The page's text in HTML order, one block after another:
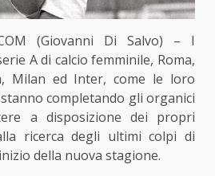
(Giovanni Di Salvo) – I
A di calcio femminile, Roma,
Milan ed Inter, come le loro
completando gli organici
a disposizione dei propri
ricerca degli ultimi colpi di
della nuova stagione.